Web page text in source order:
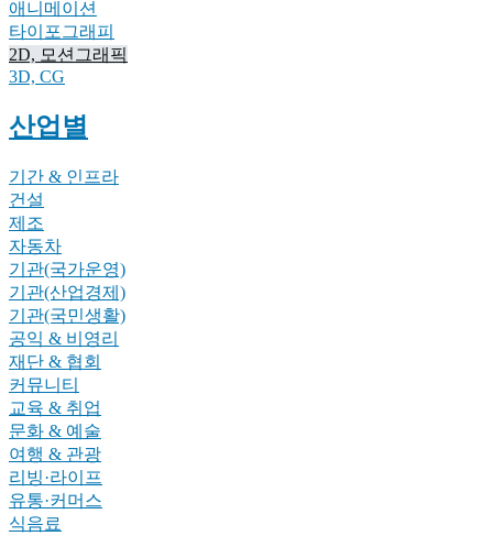
애니메이션
타이포그래피
2D, 모션그래픽
3D, CG
산업별
기간 & 인프라
건설
제조
자동차
기관(국가운영)
기관(산업경제)
기관(국민생활)
공익 & 비영리
재단 & 협회
커뮤니티
교육 & 취업
문화 & 예술
여행 & 관광
리빙·라이프
유통·커머스
식음료